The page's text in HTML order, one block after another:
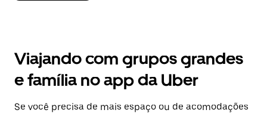
Viajando com grupos grandes
e família no app da Uber
Se você precisa de mais espaço ou de acomodações